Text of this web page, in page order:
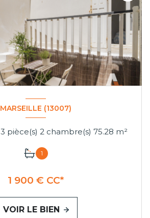
MARSEILLE (13007)
Appartement 3 pièce(s) 2 chambre(s) 75.28 m²
1
1 900 € CC*
VOIR LE BIEN